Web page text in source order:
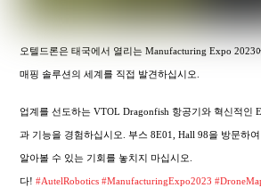
오텔드론은 태국에서 열리는 Manufacturing Expo 2023
매핑 솔루션의 세계를 직접 발견하십시오.
업계를 선도하는 VTOL Dragonfish 항공기와 혁신적인
과 기능을 경험하십시오. 부스 8E01, Hall 98을 방문하
알아볼 수 있는 기회를 놓치지 마십시오.
다!#AutelRobotics #ManufacturingExpo2023